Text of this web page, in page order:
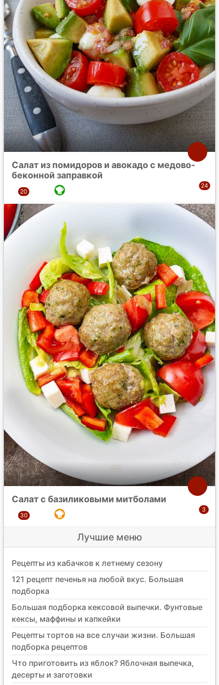
Салат из помидоров и авокадо с медово-
беконной заправкой
Салат с базиликовыми митболами
Лучшие меню
Рецепты из кабачков к летнему сезону
121 рецепт печенья на любой вкус. Большая
подборка
Большая подборка кексовой выпечки. Фунтовые
кексы, маффины и капкейки
Рецепты тортов на все случаи жизни. Большая
подборка рецептов
Что приготовить из яблок? Яблочная выпечка,
десерты и заготовки